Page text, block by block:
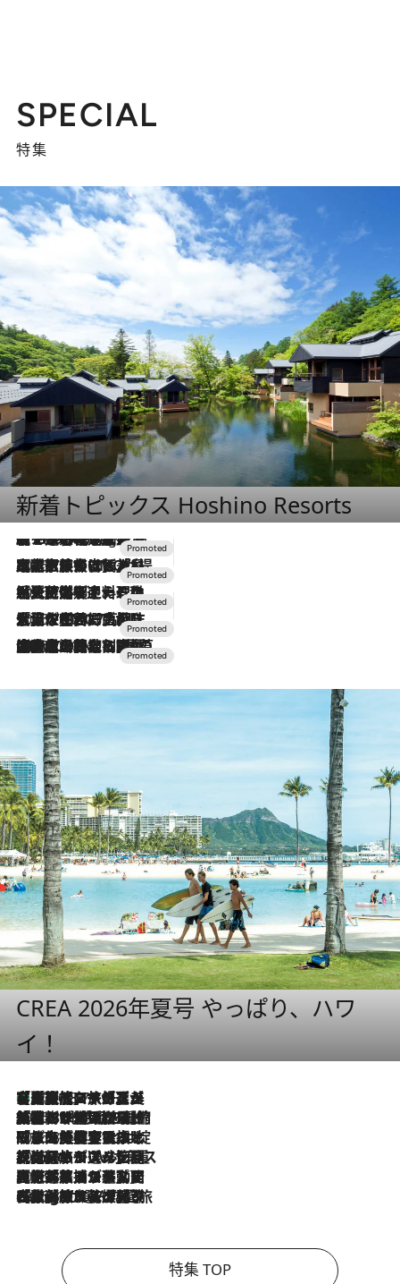
SPECIAL
特集
新着トピックス Hoshino Resorts
10 Hours Ago
【トンボの足水浴】ヒノキの香りに包まれて涼感マックス！約13℃の湧水かけ流しを避暑地「星野温泉 トンボの湯」で体験
2026.7.31
【ホテル帰省】という選択肢をOMOが提案。家族とほどよい距離を保つには「昼は実家、夜は気兼ねなくホテルで！」
2026.7.24
【夏限定ディナーコース】旬を迎える稚鮎や花ズッキーニなどをイタリア・トスカーナの郷土料理の手法で満喫！
2026.7.17
「土佐和ハーブかき氷」がOMO7高知に登場！生姜、山椒、大葉など目にも舌にも涼を呼ぶ郷土の味
2026.7.10
NEW OPEN！【界 草津】名湯の地に誕生。趣の異なる2種の温泉と上州ならではの会席・蕎麦割烹など美食を味わう究極の癒やし旅
CREA 2026年夏号 やっぱり、ハワ
イ！
2026.8.7
【厳選旅コスメ】「多機能アイテムがメイン！」旅好き美容エディターが選んだ夏旅ベストコスメを発表【Mサイズジップ】
2026.8.6
「荷物が増えるほど旅ストレスは増す」美容ジャーナリストがたどり着いた最終結論。“化粧品を劇的に減らす”感動の凝縮美容とは
2026.8.6
「旅先には金髪ウィッグを持参」日本と同じメイクでは損してる!? 美容ジャーナリストが提案する“掟破りの旅美容”とは
2026.8.6
【厳選旅コスメ】「身軽さ＆UV対策重視！」ヘアアーティストshucoが選んだ夏旅ベストコスメを発表【Mサイズジップ】
2026.8.5
【厳選旅コスメ】国内をあちこち移動する河井菜摘が選んだ夏旅ベストコスメ発表！「リラックスアイテムはマスト」【Mサイズジップ】
2026.8.4
【厳選旅コスメ】「紫外線＆乾燥対策しながらメイク感も！」ヘア＆メイクGeorgeが選んだ夏旅ベストコスメを発表！【Mサイズジップ】
特集 TOP